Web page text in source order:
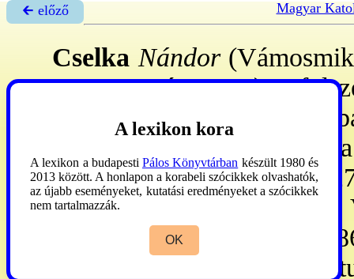
🡰 előző Magyar
Cselka Nándor
1897. márc. 8.):
Selmecbányán,
a fil-t Nagyszombatban,
Bpen végezte. 1857. VII.
1858. I. 28: Buda-Újlakon,
X. 7: a belvárosi pléb-n,
1872: a roveredói (Svájc)
A lexikon kora
A lexikon a budapesti Pálos Könyvtárban készült 1980 és
2013 között. A honlapon a korabeli szócikkek olvashatók,
az újabb eseményeket, kutatási eredményeket a szócikkek
nem tartalmazzák.
OK